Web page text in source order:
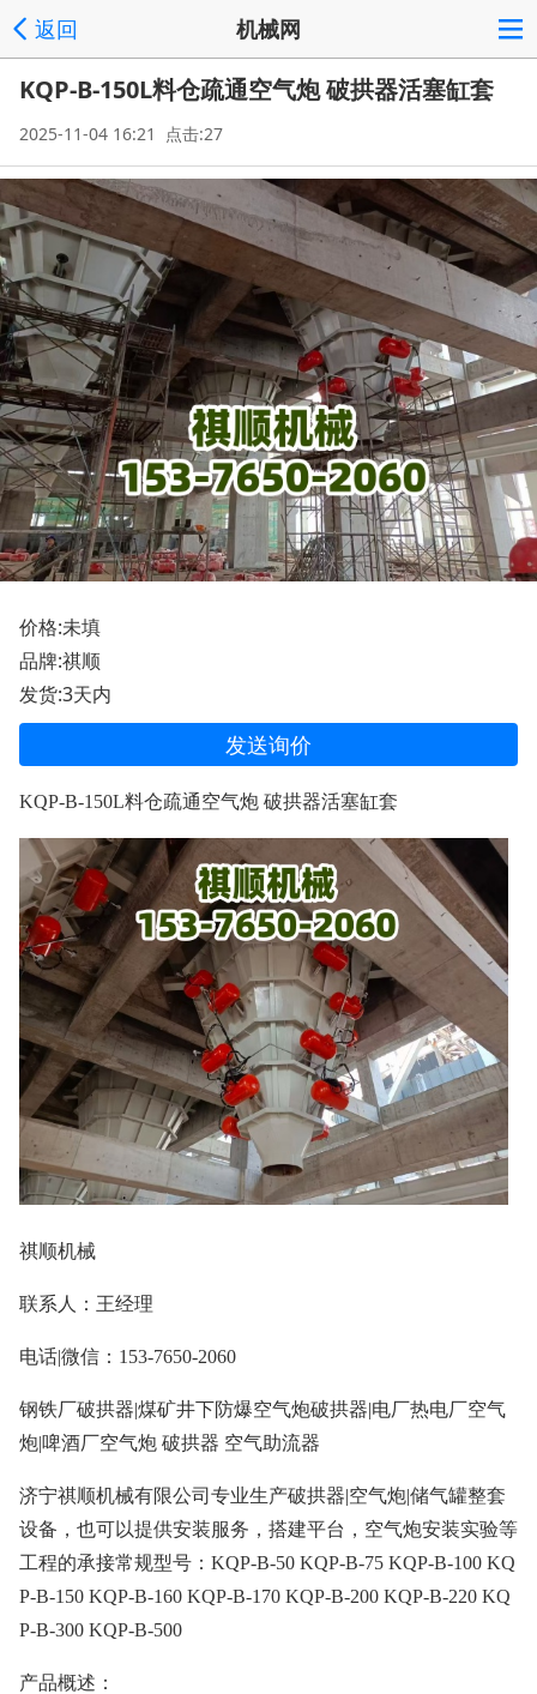
返回 机械网
KQP-B-150L料仓疏通空气炮 破拱器活塞缸套
2025-11-04 16:21 点击:27
价格:未填
品牌:祺顺
发货:3天内
发送询价
KQP-B-150L料仓疏通空气炮 破拱器活塞缸套
祺顺机械
联系人：王经理
电话|微信：153-7650-2060
钢铁厂破拱器|煤矿井下防爆空气炮破拱器|电厂热电厂空气
炮|啤酒厂空气炮 破拱器 空气助流器
济宁祺顺机械有限公司专业生产破拱器|空气炮|储气罐整套
设备，也可以提供安装服务，搭建平台，空气炮安装实验等
工程的承接常规型号：KQP-B-50 KQP-B-75 KQP-B-100 KQ
P-B-150 KQP-B-160 KQP-B-170 KQP-B-200 KQP-B-220 KQ
P-B-300 KQP-B-500
产品概述：